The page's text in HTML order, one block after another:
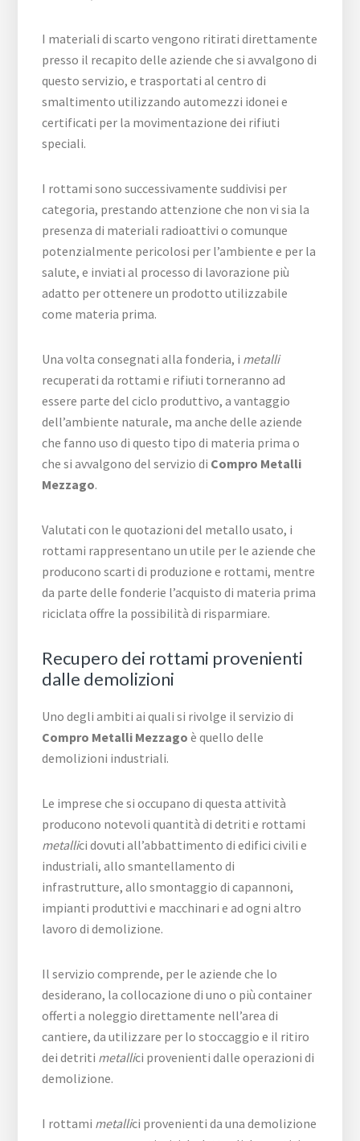
I materiali di scarto vengono ritirati direttamente
presso il recapito delle aziende che si avvalgono di
questo servizio, e trasportati al centro di
smaltimento utilizzando automezzi idonei e
certificati per la movimentazione dei rifiuti
speciali.
I rottami sono successivamente suddivisi per
categoria, prestando attenzione che non vi sia la
presenza di materiali radioattivi o comunque
potenzialmente pericolosi per l’ambiente e per la
salute, e inviati al processo di lavorazione più
adatto per ottenere un prodotto utilizzabile
come materia prima.
Una volta consegnati alla fonderia, i metalli
recuperati da rottami e rifiuti torneranno ad
essere parte del ciclo produttivo, a vantaggio
dell’ambiente naturale, ma anche delle aziende
che fanno uso di questo tipo di materia prima o
che si avvalgono del servizio di Compro Metalli
Mezzago.
Valutati con le quotazioni del metallo usato, i
rottami rappresentano un utile per le aziende che
producono scarti di produzione e rottami, mentre
da parte delle fonderie l’acquisto di materia prima
riciclata offre la possibilità di risparmiare.
Recupero dei rottami provenienti
dalle demolizioni
Uno degli ambiti ai quali si rivolge il servizio di
Compro Metalli Mezzago è quello delle
demolizioni industriali.
Le imprese che si occupano di questa attività
producono notevoli quantità di detriti e rottami
metallici dovuti all’abbattimento di edifici civili e
industriali, allo smantellamento di
infrastrutture, allo smontaggio di capannoni,
impianti produttivi e macchinari e ad ogni altro
lavoro di demolizione.
Il servizio comprende, per le aziende che lo
desiderano, la collocazione di uno o più container
offerti a noleggio direttamente nell’area di
cantiere, da utilizzare per lo stoccaggio e il ritiro
dei detriti metallici provenienti dalle operazioni di
demolizione.
I rottami metallici provenienti da una demolizione